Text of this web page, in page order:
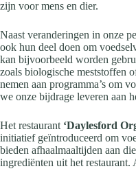
zijn voor mens en dier.
Naast veranderingen in onze
ook hun deel doen om
kan bijvoorbeeld worden
zoals biologische meststoffen
nemen aan programma’s om
we onze bijdrage leveren aan
Het restaurant ‘Daylesford
initiatief geïntroduceerd om
bieden afhaalmaaltijden aan
ingrediënten uit het